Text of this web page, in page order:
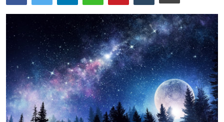
THƯ VIỆN ẢNH
BÀI VIẾT LÝ TỨ
TIN TỨC SỰ KIỆN
LÝ TỨ HỎI ĐÁP
THƯ VIỆN
SINH HOẠT LÝ GIA